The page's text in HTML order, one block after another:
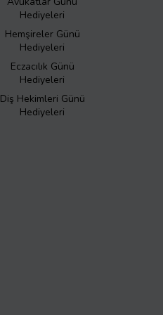
Hediyeleri
Hemşireler Günü
Hediyeleri
Eczacılık Günü
Hediyeleri
Diş Hekimleri Günü
Hediyeleri